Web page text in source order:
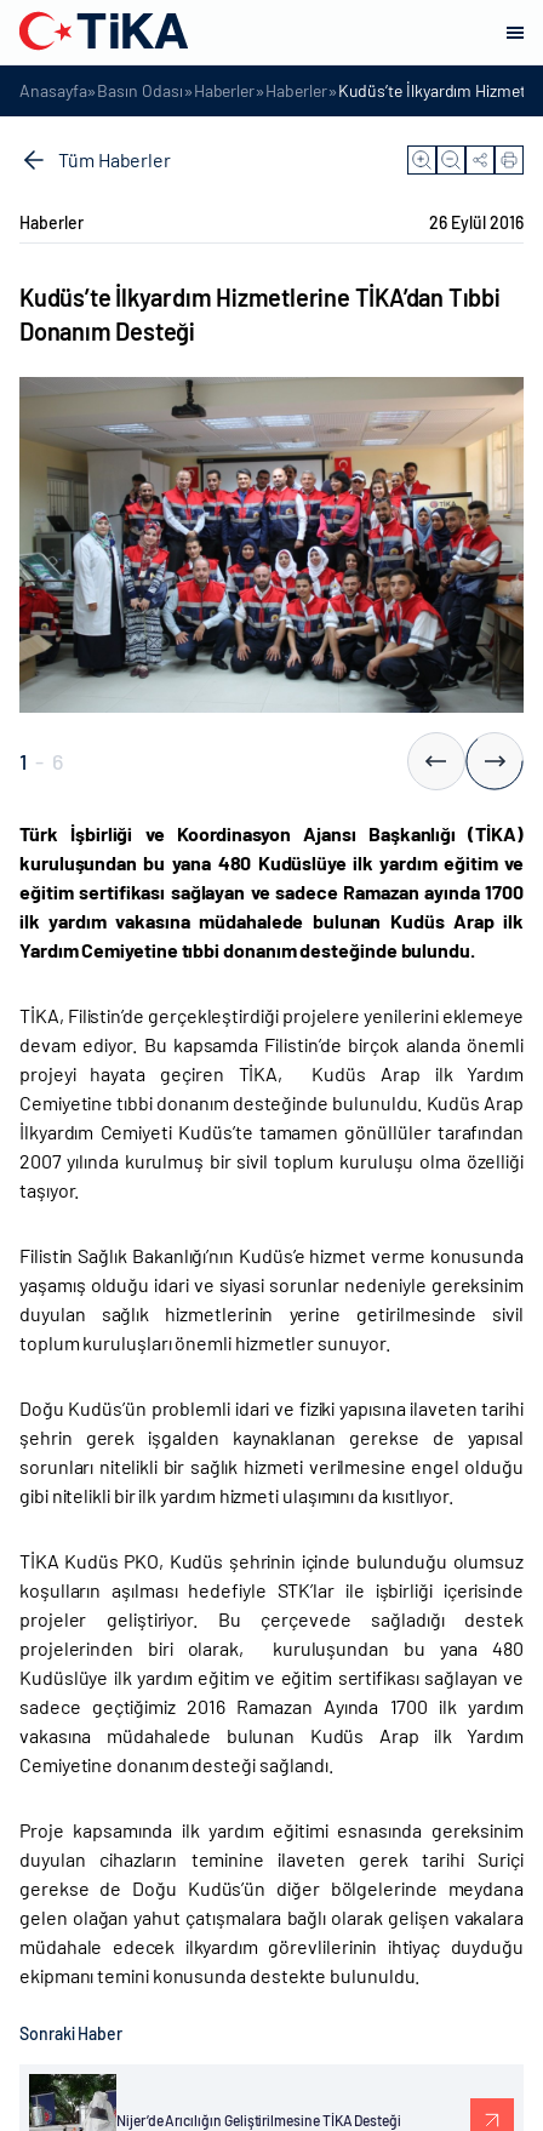
Anasayfa»Basın Odası»Haberler»Haberler»Kudüs’te İlkyardım
Tüm Haberler
Haberler 26 Eylül 2016
Kudüs’te İlkyardım Hizmetlerine TİKA’dan Tıbbi
Donanım Desteği
1 - 6
Türk İşbirliği ve Koordinasyon Ajansı Başkanlığı (TİKA)
kuruluşundan bu yana 480 Kudüslüye ilk yardım eğitim ve
eğitim sertifikası sağlayan ve sadece Ramazan ayında 1700
ilk yardım vakasına müdahalede bulunan Kudüs Arap ilk
Yardım Cemiyetine tıbbi donanım desteğinde bulundu.
TİKA, Filistin’de gerçekleştirdiği projelere yenilerini eklemeye
devam ediyor. Bu kapsamda Filistin’de birçok alanda önemli
projeyi hayata geçiren TİKA, Kudüs Arap ilk Yardım
Cemiyetine tıbbi donanım desteğinde bulunuldu. Kudüs Arap
İlkyardım Cemiyeti Kudüs’te tamamen gönüllüler tarafından
2007 yılında kurulmuş bir sivil toplum kuruluşu olma özelliği
taşıyor.
Filistin Sağlık Bakanlığı’nın Kudüs’e hizmet verme konusunda
yaşamış olduğu idari ve siyasi sorunlar nedeniyle gereksinim
duyulan sağlık hizmetlerinin yerine getirilmesinde sivil
toplum kuruluşları önemli hizmetler sunuyor.
Doğu Kudüs’ün problemli idari ve fiziki yapısına ilaveten tarihi
şehrin gerek işgalden kaynaklanan gerekse de yapısal
sorunları nitelikli bir sağlık hizmeti verilmesine engel olduğu
gibi nitelikli bir ilk yardım hizmeti ulaşımını da kısıtlıyor.
TİKA Kudüs PKO, Kudüs şehrinin içinde bulunduğu olumsuz
koşulların aşılması hedefiyle STK’lar ile işbirliği içerisinde
projeler geliştiriyor. Bu çerçevede sağladığı destek
projelerinden biri olarak, kuruluşundan bu yana 480
Kudüslüye ilk yardım eğitim ve eğitim sertifikası sağlayan ve
sadece geçtiğimiz 2016 Ramazan Ayında 1700 ilk yardım
vakasına müdahalede bulunan Kudüs Arap ilk Yardım
Cemiyetine donanım desteği sağlandı.
Proje kapsamında ilk yardım eğitimi esnasında gereksinim
duyulan cihazların teminine ilaveten gerek tarihi Suriçi
gerekse de Doğu Kudüs’ün diğer bölgelerinde meydana
gelen olağan yahut çatışmalara bağlı olarak gelişen vakalara
müdahale edecek ilkyardım görevlilerinin ihtiyaç duyduğu
ekipmanı temini konusunda destekte bulunuldu.
Sonraki Haber
Nijer’de Arıcılığın Geliştirilmesine TİKA Desteği